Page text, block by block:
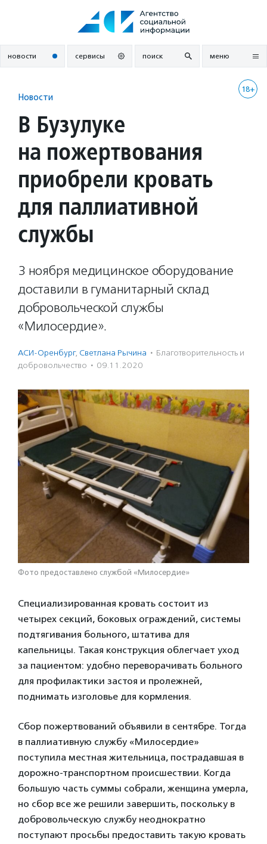
новости сервисы поиск меню
18+
Новости
В Бузулуке
на пожертвования
приобрели кровать
для паллиативной
службы
3 ноября медицинское оборудование
доставили в гуманитарный склад
добровольческой службы
«Милосердие».
АСИ-Оренбург, Светлана Рычина · Благотвори­тель­ность и
доброволь­чест­во · 09.11.2020
Фото предоставлено службой «Милосердие»
Специализированная кровать состоит из
четырех секций, боковых ограждений, системы
подтягивания больного, штатива для
капельницы. Такая конструкция облегчает уход
за пациентом: удобно переворачивать больного
для профилактики застоя и пролежней,
поднимать изголовье для кормления.
Сбор пожертвований объявили в сентябре. Тогда
в паллиативную службу «Милосердие»
поступила местная жительница, пострадавшая в
дорожно-транспортном происшествии. Когда
большую часть суммы собрали, женщина умерла,
но сбор все же решили завершить, поскольку в
добровольческую службу неоднократно
поступают просьбы предоставить такую кровать